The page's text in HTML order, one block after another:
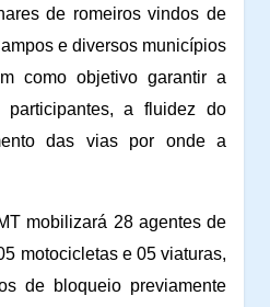
de romeiros vindos de
e diversos municípios
como objetivo garantir a
participantes, a fluidez do
das vias por onde a
mobilizará 28 agentes de
motocicletas e 05 viaturas,
de bloqueio previamente